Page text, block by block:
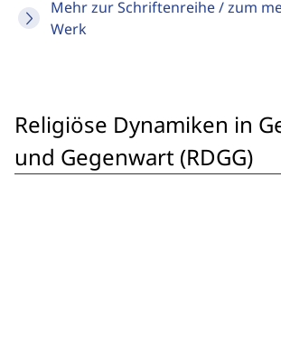
Mehr zur Schriftenreihe / zum
Werk
Religiöse Dynamiken in
und Gegenwart (RDGG)